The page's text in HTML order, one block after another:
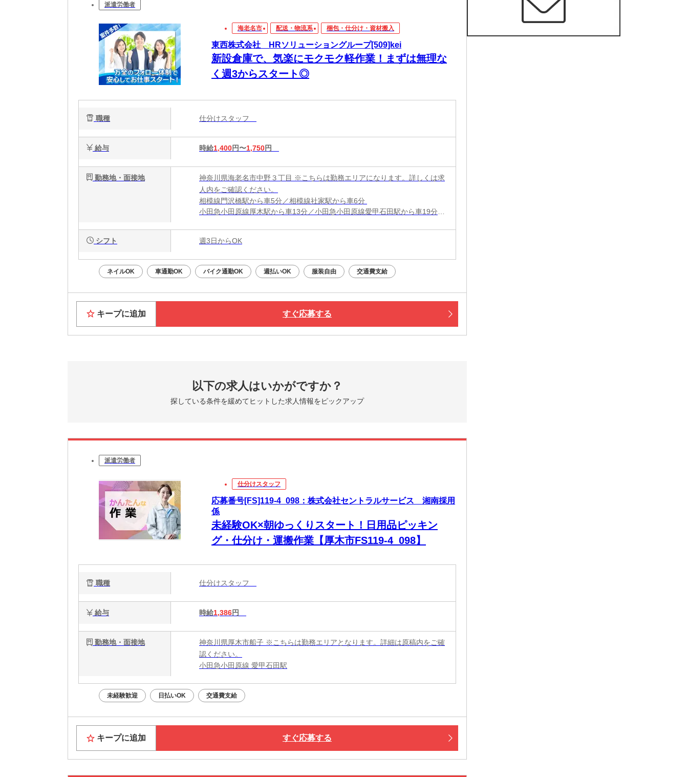
派遣労働者
海老名市 配送・物流系 梱包・仕分け・資材搬入
東西株式会社 HRソリューショングループ[509]kei
新設倉庫で、気楽にモクモク軽作業！まずは無理な
く週3からスタート◎
職種 仕分けスタッフ
給与 時給1,400円〜1,750円
勤務地・面接地
神奈川県海老名市中野３丁目 ※こちらは勤務エリアになります。詳しくは求
人内をご確認ください。
相模線門沢橋駅から車5分／相模線社家駅から車6分
小田急小田原線厚木駅から車13分／小田急小田原線愛甲石田駅から車19分／
シフト
週3日からOK
ネイルOK 車通勤OK バイク通勤OK 週払いOK 服装自由 交通費支給
キープに追加 すぐ応募する
以下の求人はいかがですか？
探している条件を緩めてヒットした求人情報をピックアップ
派遣労働者
仕分けスタッフ
応募番号[FS]119-4_098：株式会社セントラルサービス 湘南採用
係
未経験OK×朝ゆっくりスタート！日用品ピッキン
グ・仕分け・運搬作業【厚木市FS119-4_098】
職種 仕分けスタッフ
給与 時給1,386円
勤務地・面接地
神奈川県厚木市船子 ※こちらは勤務エリアとなります。詳細は原稿内をご確
認ください。
小田急小田原線 愛甲石田駅
未経験歓迎 日払いOK 交通費支給
キープに追加 すぐ応募する